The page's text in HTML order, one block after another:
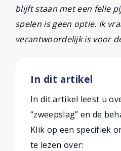
blijft staan met een felle
spelen is geen optie. Ik
verantwoordelijk is voor
In dit artikel
In dit artikel leest u
“zweepslag” en de
Klik op een specifiek
te lezen over: